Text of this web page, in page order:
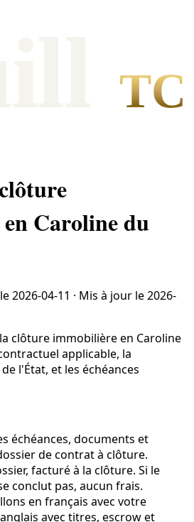
TC
Caroline du
2026-04-11 · Mis à jour le2026-
clôture immobilière en Caroline
applicable, la
l'État, et les échéances
échéances, documents et
de contrat à clôture.
facturé à la clôture. Si le
conclut pas, aucun frais.
en français avec votre
avec titres, escrow et